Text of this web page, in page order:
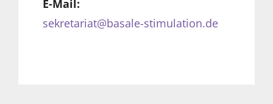
E-Mail:
sekretariat@basale-stimulation.de